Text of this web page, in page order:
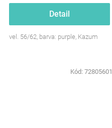
Detail
vel. 56/62, barva: purple, Kazum
Kód: 72805601